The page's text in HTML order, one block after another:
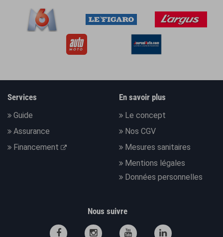
Services
Guide
Assurance
Financement
En savoir plus
Le concept
Nos CGV
Mesures sanitaires
Mentions légales
Données personnelles
Nous suivre